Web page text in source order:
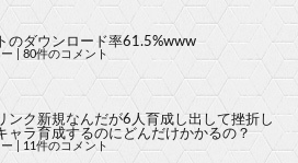
のダウンロード率61.5%www
80件のコメント
ンク新規なんだが6人育成し出して挫折し
ャラ育成するのにどんだけかかるの？
11件のコメント